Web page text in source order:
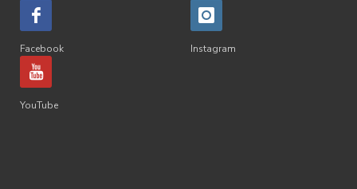
Facebook Instagram
YouTube